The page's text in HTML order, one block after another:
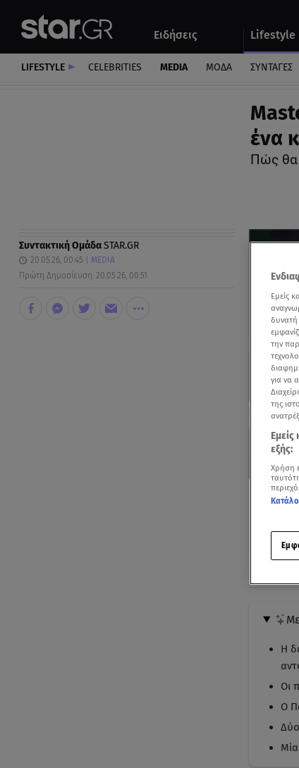
Ειδήσεις Lifestyle
Αυτοκίνητο
LIFESTYLE CELEBRITIES MEDIA ΜΟΔΑ ΣΥΝΤΑΓΕΣ
ένα
Πώς θα
Συντακτική ΟμάδαSTAR.GR
20.05.26, 00:45
MEDIA
Πρώτη Δημοσίευση: 20.05.26, 00:51
Η
Οι
Ο
Εμείς
δυνατή
την
για να
της
εξής:
Χρήση